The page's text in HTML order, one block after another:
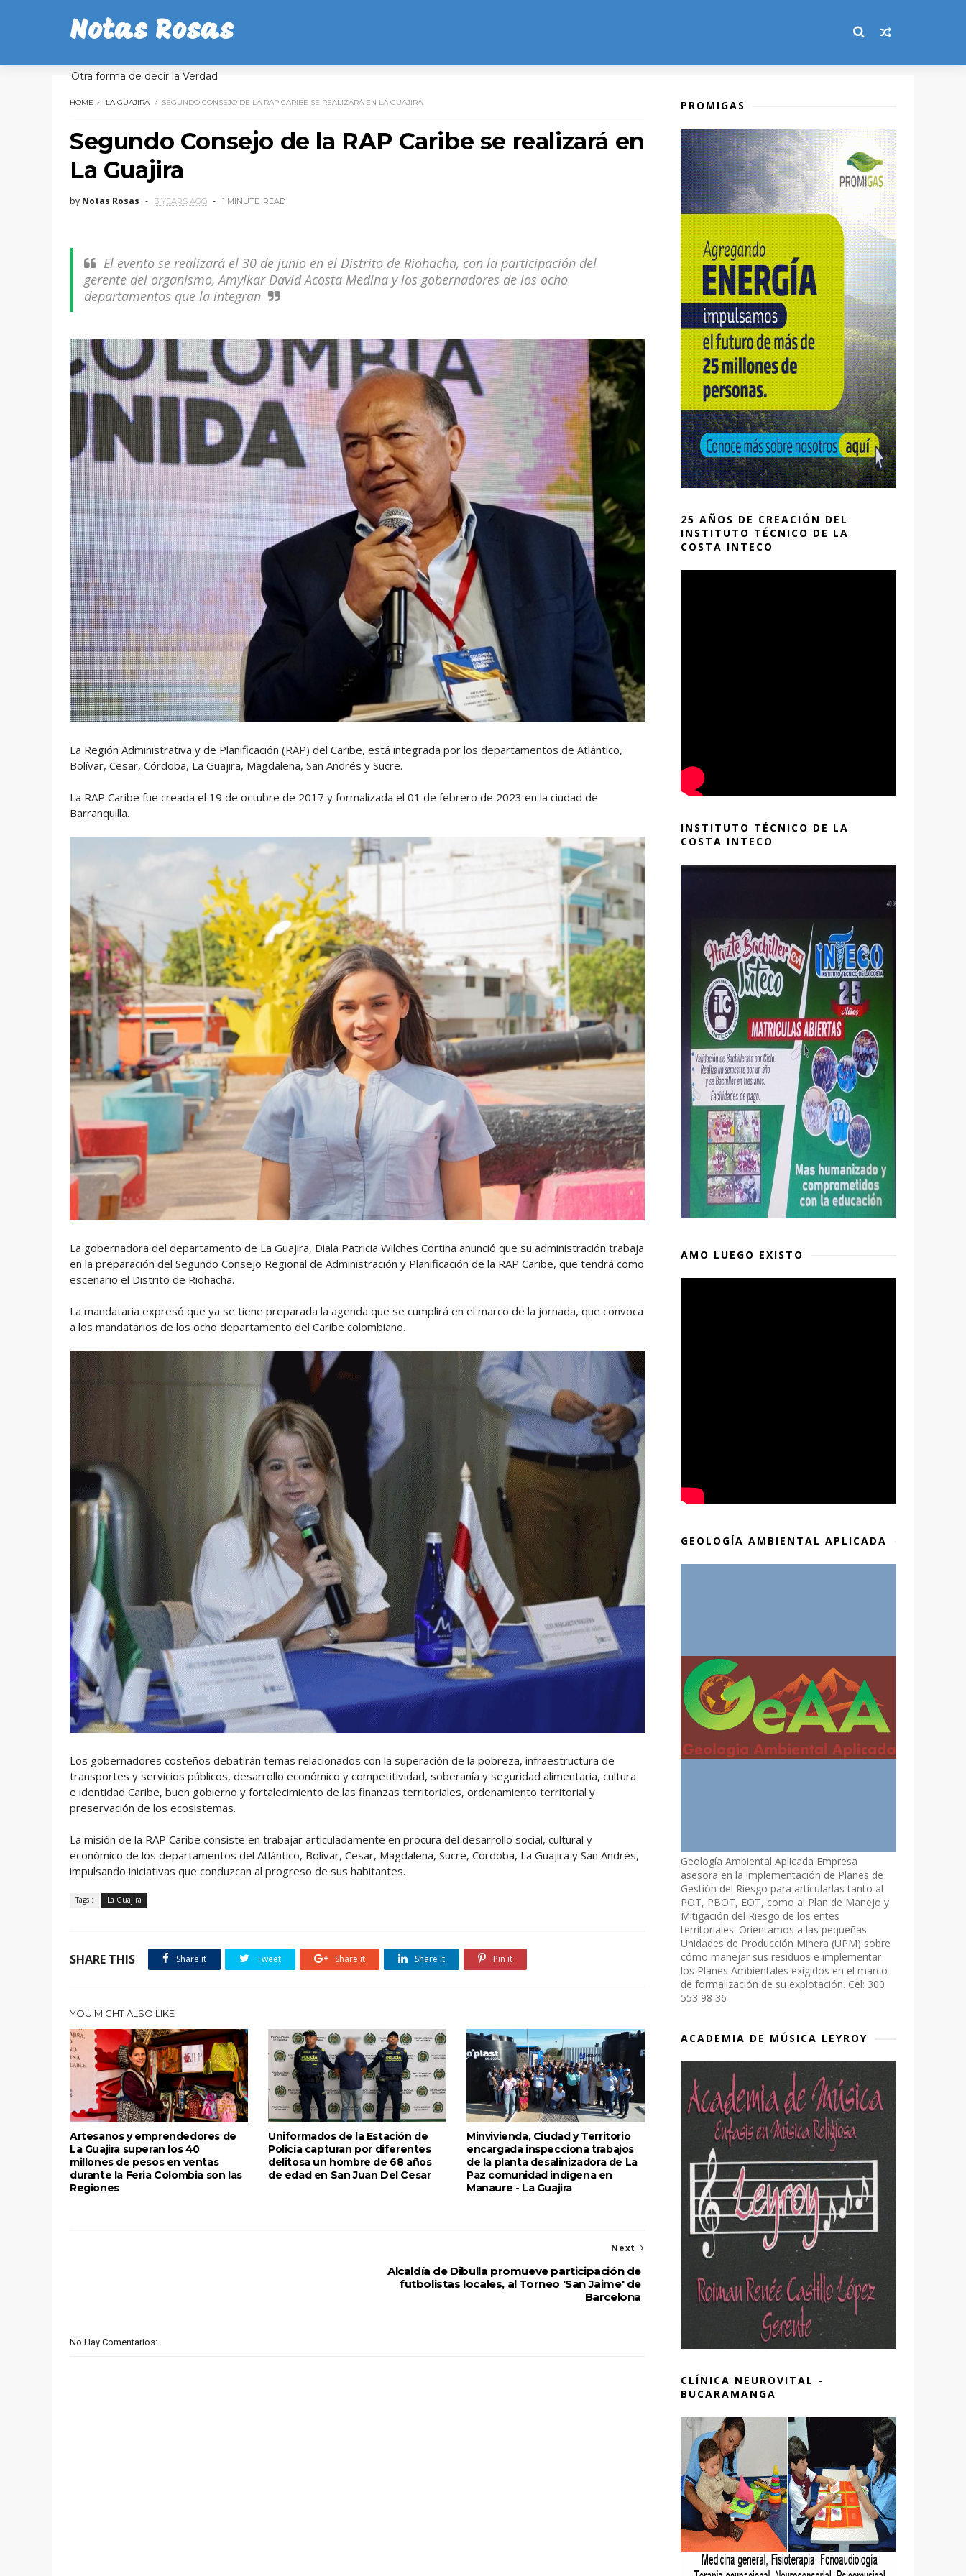
Notas Rosas
Otra forma de decir la Verdad
HOME LA GUAJIRA SEGUNDO CONSEJO DE LA RAP CARIBE SE REALIZARÁ EN LA GUAJIRA
Segundo Consejo de la RAP Caribe se realizará en
La Guajira
by Notas Rosas 3 YEARS AGO 1 MINUTE READ
El evento se realizará el 30 de junio en el Distrito de Riohacha, con la participación del
gerente del organismo, Amylkar David Acosta Medina y los gobernadores de los ocho
departamentos que la integran
La Región Administrativa y de Planificación (RAP) del Caribe, está integrada por los departamentos de Atlántico,
Bolívar, Cesar, Córdoba, La Guajira, Magdalena, San Andrés y Sucre.
La RAP Caribe fue creada el 19 de octubre de 2017 y formalizada el 01 de febrero de 2023 en la ciudad de
Barranquilla.
La gobernadora del departamento de La Guajira, Diala Patricia Wilches Cortina anunció que su administración trabaja
en la preparación del Segundo Consejo Regional de Administración y Planificación de la RAP Caribe, que tendrá como
escenario el Distrito de Riohacha.
La mandataria expresó que ya se tiene preparada la agenda que se cumplirá en el marco de la jornada, que convoca
a los mandatarios de los ocho departamento del Caribe colombiano.
Los gobernadores costeños debatirán temas relacionados con la superación de la pobreza, infraestructura de
transportes y servicios públicos, desarrollo económico y competitividad, soberanía y seguridad alimentaria, cultura
e identidad Caribe, buen gobierno y fortalecimiento de las finanzas territoriales, ordenamiento territorial y
preservación de los ecosistemas.
La misión de la RAP Caribe consiste en trabajar articuladamente en procura del desarrollo social, cultural y
económico de los departamentos del Atlántico, Bolívar, Cesar, Magdalena, Sucre, Córdoba, La Guajira y San Andrés,
impulsando iniciativas que conduzcan al progreso de sus habitantes.
Tags : La Guajira
SHARE THIS Share it Tweet Share it Share it Pin it
YOU MIGHT ALSO LIKE
Artesanos y emprendedores de
La Guajira superan los 40
millones de pesos en ventas
durante la Feria Colombia son las
Regiones
Uniformados de la Estación de
Policía capturan por diferentes
delitosa un hombre de 68 años
de edad en San Juan Del Cesar
Minvivienda, Ciudad y Territorio
encargada inspecciona trabajos
de la planta desalinizadora de La
Paz comunidad indígena en
Manaure - La Guajira
Next
Alcaldía de Dibulla promueve participación de
futbolistas locales, al Torneo 'San Jaime' de
Barcelona
No Hay Comentarios:
PROMIGAS
25 AÑOS DE CREACIÓN DEL
INSTITUTO TÉCNICO DE LA
COSTA INTECO
INSTITUTO TÉCNICO DE LA
COSTA INTECO
AMO LUEGO EXISTO
GEOLOGÍA AMBIENTAL APLICADA
Geología Ambiental Aplicada Empresa
asesora en la implementación de Planes de
Gestión del Riesgo para articularlas tanto al
POT, PBOT, EOT, como al Plan de Manejo y
Mitigación del Riesgo de los entes
territoriales. Orientamos a las pequeñas
Unidades de Producción Minera (UPM) sobre
cómo manejar sus residuos e implementar
los Planes Ambientales exigidos en el marco
de formalización de su explotación. Cel: 300
553 98 36
ACADEMIA DE MÚSICA LEYROY
CLÍNICA NEUROVITAL -
BUCARAMANGA